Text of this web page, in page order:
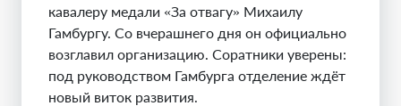
кавалеру медали «За отвагу» Михаилу
Гамбургу. Со вчерашнего дня он официально
возглавил организацию. Соратники уверены:
под руководством Гамбурга отделение ждёт
новый виток развития.